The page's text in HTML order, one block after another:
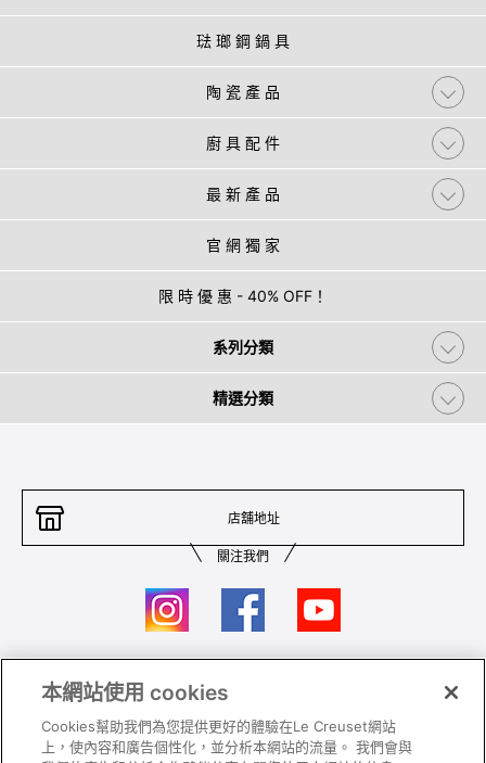
琺 瑯 鋼 鍋 具
陶 瓷 產 品
廚 具 配 件
最 新 產 品
官 網 獨 家
限 時 優 惠 - 40% OFF！
系列分類
精選分類
店舖地址
關注我們
聯絡我們
私隱政策 保養及使用
本網站使用 cookies
Cookies幫助我們為您提供更好的體驗在Le Creuset網站
上，使內容和廣告個性化，並分析本網站的流量。 我們會與